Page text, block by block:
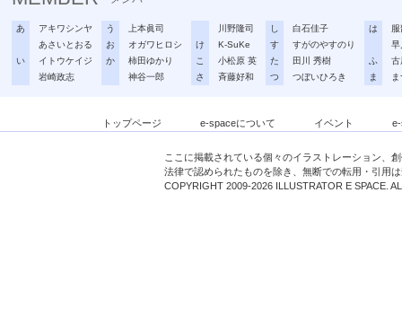
あ
アキワシンヤ
あさいとおる
い
イトウケイジ
岩崎政志
う
上本眞司
お
オガワヒロシ
か
柿田ゆかり
神谷一郎
川野隆司
け
K-SuKe
こ
小松原 英
さ
斉藤好和
し
白石佳子
す
すがのやすのり
た
田川 秀樹
つ
つぼいひろき
は
早
ふ
古
ま
トップページ e-spaceについて イベント
ここに掲載されている個々のイラストレーション、
法律で認められたものを除き、無断での転用・引用
COPYRIGHT 2009-2026 ILLUSTRATOR E SPACE.